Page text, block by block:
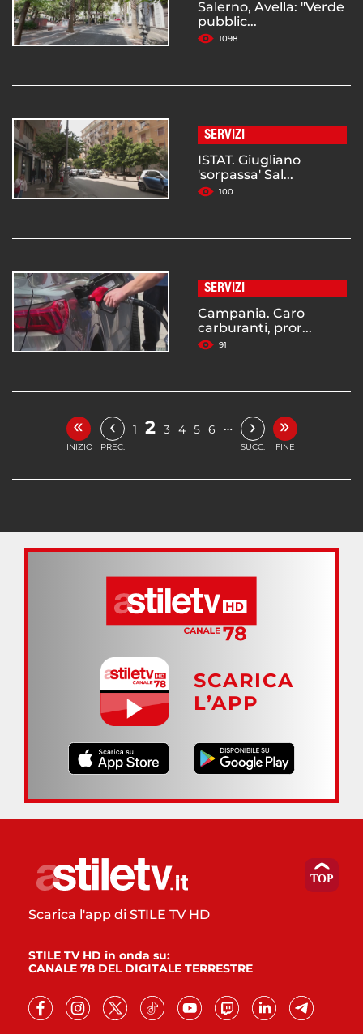
Salerno, Avella: "Verde
pubblic...
1098
SERVIZI
ISTAT. Giugliano
'sorpassa' Sal...
100
SERVIZI
Campania. Caro
carburanti, pror...
91
«
INIZIO
‹
PREC.
1 2 3 4 5 6 … ›
SUCC.
»
FINE
SCARICA
L’APP
Scarica l'app di STILE TV HD
STILE TV HD in onda su:
CANALE 78 DEL DIGITALE TERRESTRE